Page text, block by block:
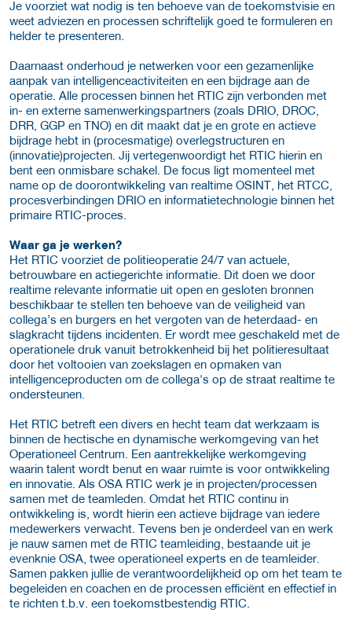
Je voorziet wat nodig is ten behoeve van de toekomstvisie en
weet adviezen en processen schriftelijk goed te formuleren en
helder te presenteren.
Daarnaast onderhoud je netwerken voor een gezamenlijke
aanpak van intelligenceactiviteiten en een bijdrage aan de
operatie. Alle processen binnen het RTIC zijn verbonden met
in- en externe samenwerkingspartners (zoals DRIO, DROC,
DRR, GGP en TNO) en dit maakt dat je en grote en actieve
bijdrage hebt in (procesmatige) overlegstructuren en
(innovatie)projecten. Jij vertegenwoordigt het RTIC hierin en
bent een onmisbare schakel. De focus ligt momenteel met
name op de doorontwikkeling van realtime OSINT, het RTCC,
procesverbindingen DRIO en informatietechnologie binnen het
primaire RTIC-proces.
Waar ga je werken?
Het RTIC voorziet de politieoperatie 24/7 van actuele,
betrouwbare en actiegerichte informatie. Dit doen we door
realtime relevante informatie uit open en gesloten bronnen
beschikbaar te stellen ten behoeve van de veiligheid van
collega’s en burgers en het vergoten van de heterdaad- en
slagkracht tijdens incidenten. Er wordt mee geschakeld met de
operationele druk vanuit betrokkenheid bij het politieresultaat
door het voltooien van zoekslagen en opmaken van
intelligenceproducten om de collega's op de straat realtime te
ondersteunen.
Het RTIC betreft een divers en hecht team dat werkzaam is
binnen de hectische en dynamische werkomgeving van het
Operationeel Centrum. Een aantrekkelijke werkomgeving
waarin talent wordt benut en waar ruimte is voor ontwikkeling
en innovatie. Als OSA RTIC werk je in projecten/processen
samen met de teamleden. Omdat het RTIC continu in
ontwikkeling is, wordt hierin een actieve bijdrage van iedere
medewerkers verwacht. Tevens ben je onderdeel van en werk
je nauw samen met de RTIC teamleiding, bestaande uit je
evenknie OSA, twee operationeel experts en de teamleider.
Samen pakken jullie de verantwoordelijkheid op om het team te
begeleiden en coachen en de processen efficiënt en effectief in
te richten t.b.v. een toekomstbestendig RTIC.